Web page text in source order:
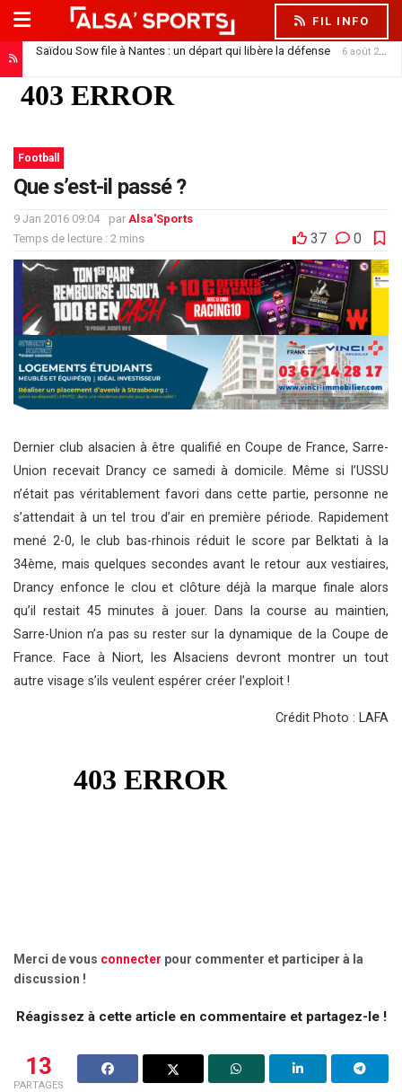
FIL INFO
Saïdou Sow file à Nantes : un départ qui libère la défense 6 août 2026
Football
Que s’est-il passé ?
9 Jan 2016 09:04 par Alsa'Sports
Temps de lecture : 2 mins
37 0
Dernier club alsacien à être qualifié en Coupe de France, Sarre-
Union recevait Drancy ce samedi à domicile. Même si l’USSU
n’était pas véritablement favori dans cette partie, personne ne
s’attendait à un tel trou d’air en première période. Rapidement
mené 2-0, le club bas-rhinois réduit le score par Belktati à la
34ème, mais quelques secondes avant le retour aux vestiaires,
Drancy enfonce le clou et clôture déjà la marque finale alors
qu’il restait 45 minutes à jouer. Dans la course au maintien,
Sarre-Union n’a pas su rester sur la dynamique de la Coupe de
France. Face à Niort, les Alsaciens devront montrer un tout
autre visage s’ils veulent espérer créer l’exploit !
Crédit Photo : LAFA
Merci de vous connecter pour commenter et participer à la
discussion !
Réagissez à cette article en commentaire et partagez-le !
13
PARTAGES